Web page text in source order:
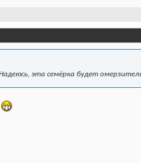
эта семёрка будет